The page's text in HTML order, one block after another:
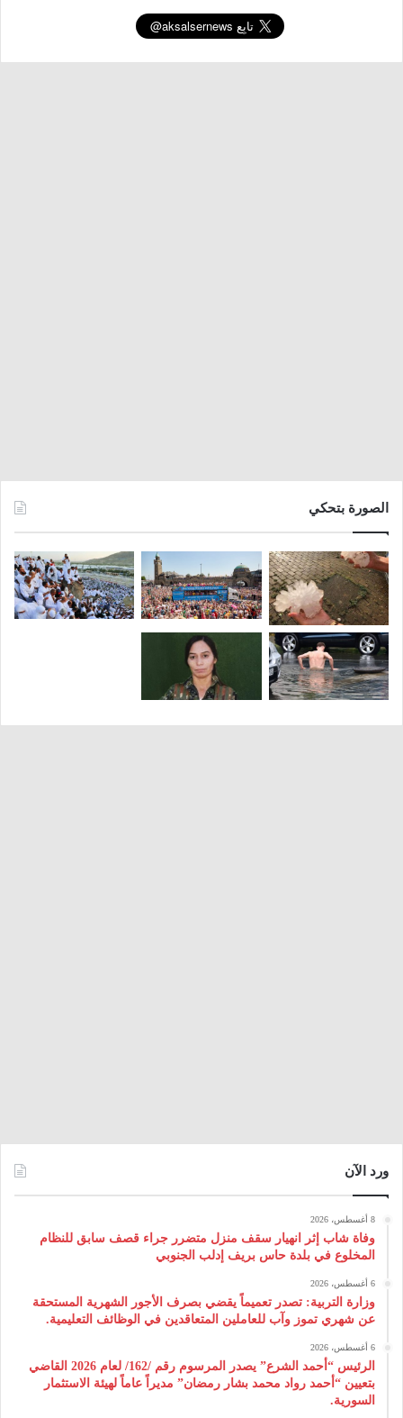
الصورة بتحكي
ورد الآن
8 أغسطس، 2026
وفاة شاب إثر انهيار سقف منزل متضرر جراء قصف سابق للنظام
المخلوع في بلدة حاس بريف إدلب الجنوبي
6 أغسطس، 2026
وزارة التربية: تصدر تعميماً يقضي بصرف الأجور الشهرية المستحقة
عن شهري تموز وآب للعاملين المتعاقدين في الوظائف التعليمية.
6 أغسطس، 2026
الرئيس “أحمد الشرع” يصدر المرسوم رقم /162/ لعام 2026 ‌القاضي
بتعيين “أحمد رواد محمد بشار رمضان” مديراً عاماً لهيئة ‌الاستثمار
السورية.